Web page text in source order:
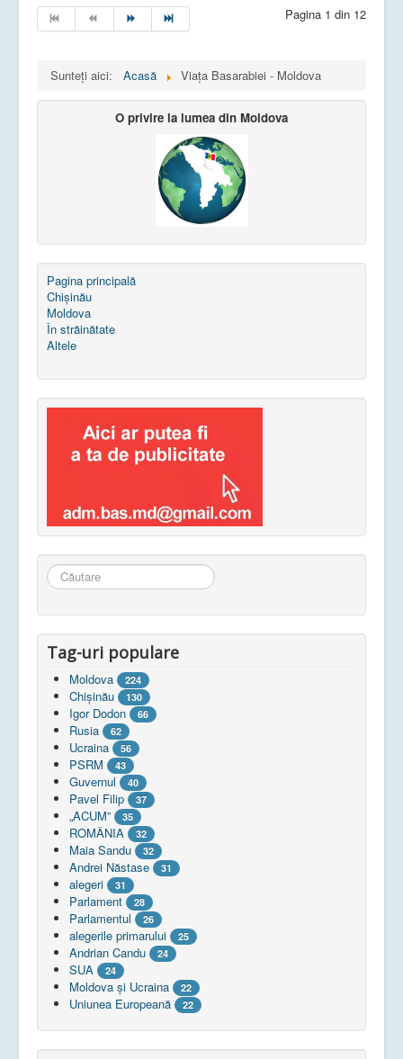
Pagina 1 din 12
Sunteți aici: Acasă Viața Basarabiei - Moldova
O privire la lumea din Moldova
Pagina principală
Chișinău
Moldova
În străinătate
Altele
Căutare
...
Tag-uri populare
Moldova 224
Chişinău 130
Igor Dodon 66
Rusia 62
Ucraina 56
PSRM 43
Guvernul 40
Pavel Filip 37
„ACUM” 35
ROMÂNIA 32
Maia Sandu 32
Andrei Năstase 31
alegeri 31
Parlament 28
Parlamentul 26
alegerile primarului 25
Andrian Candu 24
SUA 24
Moldova și Ucraina 22
Uniunea Europeană 22